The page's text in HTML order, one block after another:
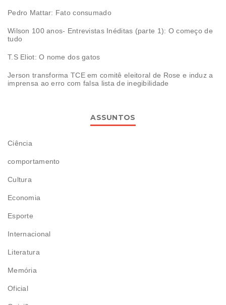
Pedro Mattar: Fato consumado
Wilson 100 anos- Entrevistas Inéditas (parte 1): O começo de
tudo
T.S Eliot: O nome dos gatos
Jerson transforma TCE em comitê eleitoral de Rose e induz a
imprensa ao erro com falsa lista de inegibilidade
ASSUNTOS
Ciência
comportamento
Cultura
Economia
Esporte
Internacional
Literatura
Memória
Oficial